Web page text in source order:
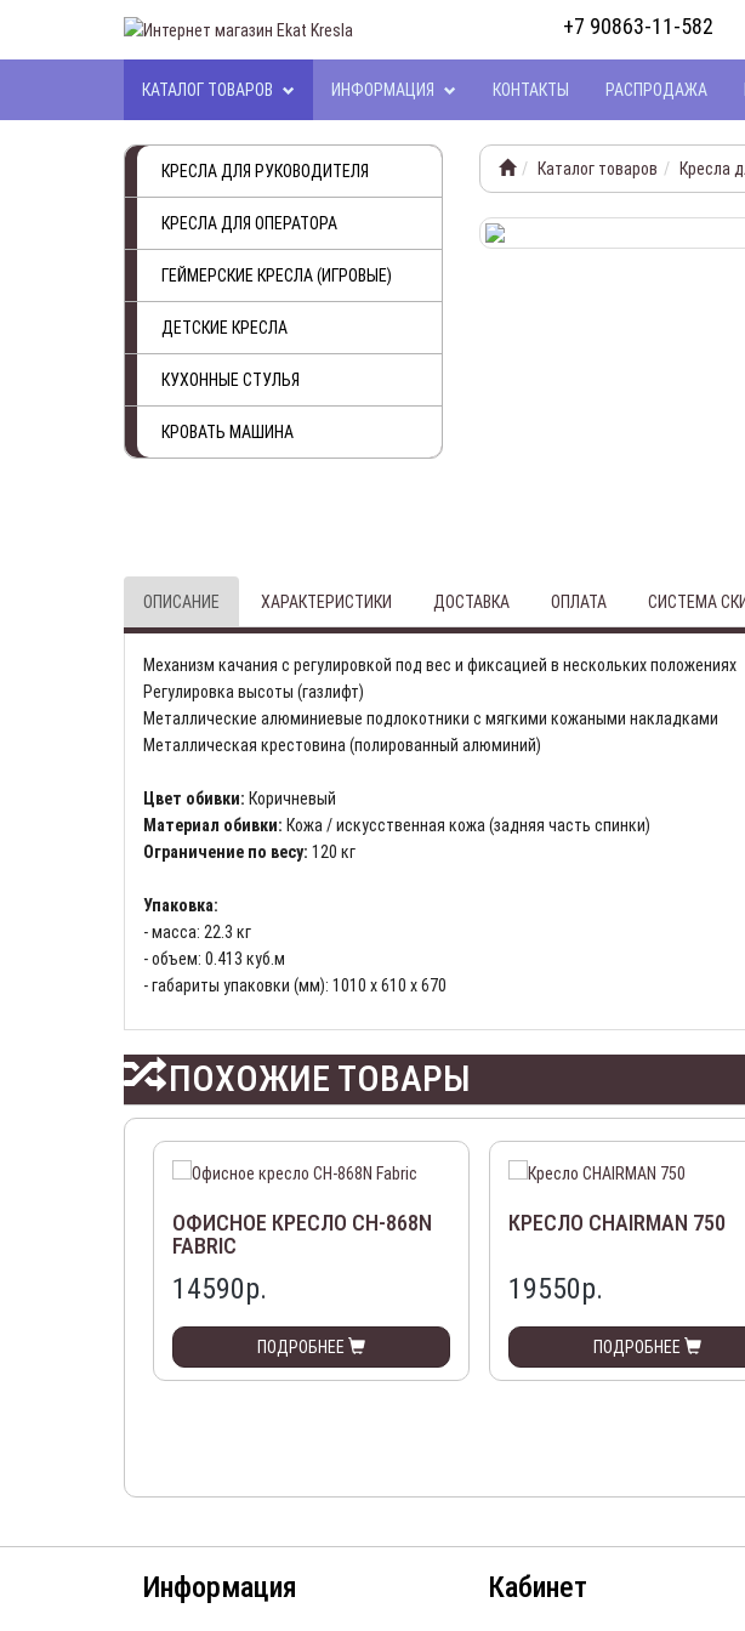
+7 90863-11-582
КАТАЛОГ ТОВАРОВ ИНФОРМАЦИЯ КОНТАКТЫ РАСПРОДАЖА
КРЕСЛА ДЛЯ РУКОВОДИТЕЛЯ
КРЕСЛА ДЛЯ ОПЕРАТОРА
ГЕЙМЕРСКИЕ КРЕСЛА (ИГРОВЫЕ)
ДЕТСКИЕ КРЕСЛА
КУХОННЫЕ СТУЛЬЯ
КРОВАТЬ МАШИНА
Каталог товаров Кресла
ОПИСАНИЕ ХАРАКТЕРИСТИКИ ДОСТАВКА ОПЛАТА СИСТЕМА
Механизм качания с регулировкой под вес и фиксацией в нескольких положениях
Регулировка высоты (газлифт)
Металлические алюминиевые подлокотники с мягкими кожаными накладками
Металлическая крестовина (полированный алюминий)
Цвет обивки: Коричневый
Материал обивки: Кожа / искусственная кожа (задняя часть спинки)
Ограничение по весу: 120 кг
Упаковка:
- масса: 22.3 кг
- объем: 0.413 куб.м
- габариты упаковки (мм): 1010 х 610 х 670
ПОХОЖИЕ ТОВАРЫ
ОФИСНОЕ КРЕСЛО СН-868N
FABRIC
14590р.
ПОДРОБНЕЕ
КРЕСЛО CHAIRMAN 750
19550р.
ПОДРОБНЕЕ
Информация Кабинет